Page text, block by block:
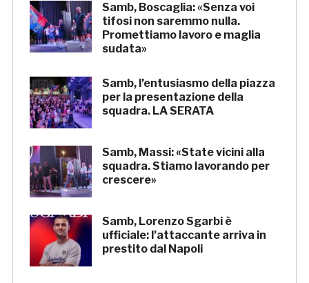
Samb, Boscaglia: «Senza voi
tifosi non saremmo nulla.
Promettiamo lavoro e maglia
sudata»
Samb, l’entusiasmo della piazza
per la presentazione della
squadra. LA SERATA
Samb, Massi: «State vicini alla
squadra. Stiamo lavorando per
crescere»
Samb, Lorenzo Sgarbi è
ufficiale: l’attaccante arriva in
prestito dal Napoli